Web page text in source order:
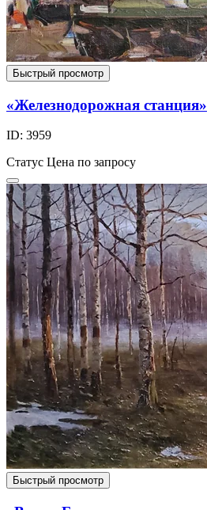
Быстрый просмотр
«Железнодорожная станция»
ID: 3959
Статус Цена по запросу
Быстрый просмотр